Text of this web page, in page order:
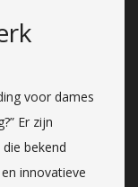
voor dames
Er zijn
bekend
innovatieve